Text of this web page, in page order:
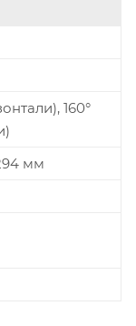
160°
мм